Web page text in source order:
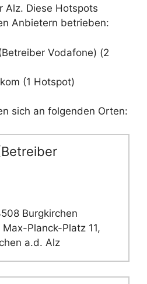
Alz. Diese Hotspots
Anbietern betrieben:
Vodafone) (2
(1 Hotspot)
sich an folgenden Orten:
Burgkirchen
Max-Planck-Platz 11,
a.d. Alz